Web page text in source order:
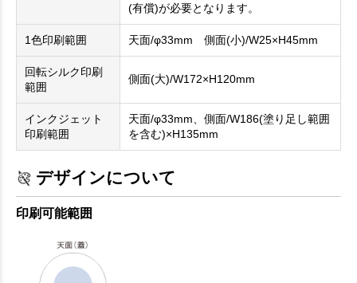
(有償)が必要となります。
1色印刷範囲 天面/φ33mm 側面(小)/W25×H45mm
回転シルク印刷
範囲
側面(大)/W172×H120mm
インクジェット
印刷範囲
天面/φ33mm、側面/W186(塗り足し範囲
を含む)×H135mm
デザインについて
印刷可能範囲